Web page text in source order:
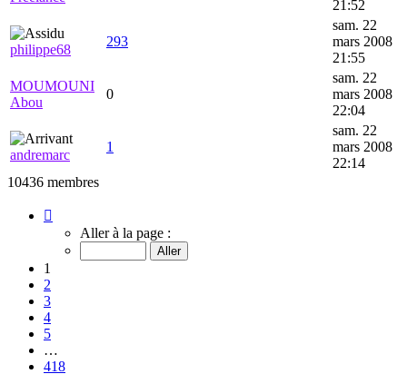
21:52
philippe68
293
sam. 22
mars 2008
21:55
MOUMOUNI
Abou
0
sam. 22
mars 2008
22:04
andremarc
1
sam. 22
mars 2008
22:14
10436 membres
sur
Aller à la page :
1
2
3
4
5
…
418